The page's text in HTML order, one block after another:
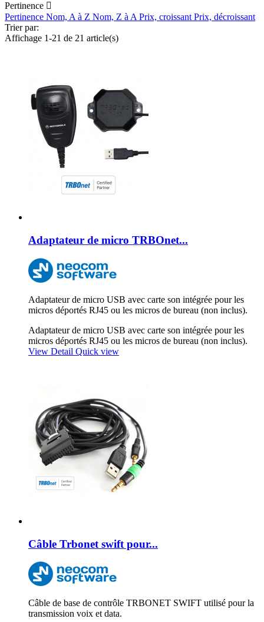
Pertinence 
Pertinence Nom, A à Z Nom, Z à APrix, croissantPrix, décroissant
Trier par:
Affichage 1-21 de 21 article(s)
Adaptateur de micro TRBOnet...
Adaptateur de micro USB avec carte son intégrée pour les
micros déportés RJ45 ou les micros de bureau (non inclus).
Adaptateur de micro USB avec carte son intégrée pour les
micros déportés RJ45 ou les micros de bureau (non inclus).
View Detail Quick view
Câble Trbonet swift pour...
Câble de base de contrôle TRBONET SWIFT utilisé pour la
transmission voix et data.